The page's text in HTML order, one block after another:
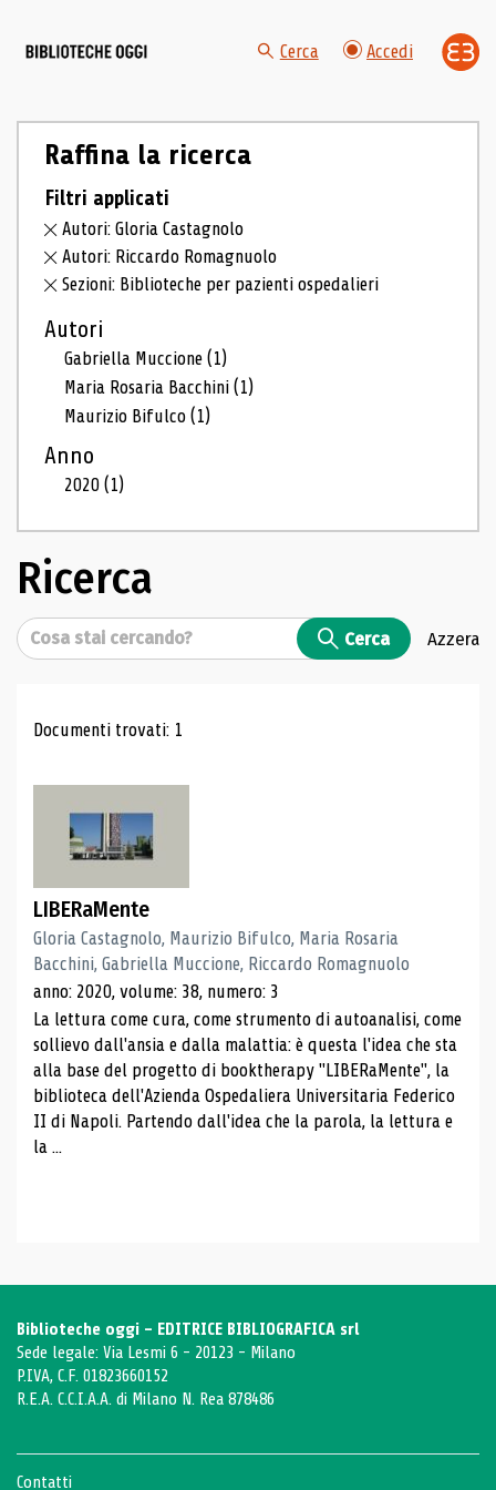
Cerca Accedi
Raffina la ricerca
Filtri applicati
Autori: Gloria Castagnolo
Autori: Riccardo Romagnuolo
Sezioni: Biblioteche per pazienti ospedalieri
Autori
Gabriella Muccione(1)
Maria Rosaria Bacchini(1)
Maurizio Bifulco(1)
Anno
2020(1)
Ricerca
Cerca Cerca Azzera
Risultati di ricerca
Documenti trovati: 1
LIBERaMente
Gloria Castagnolo, Maurizio Bifulco, Maria Rosaria
Bacchini, Gabriella Muccione, Riccardo Romagnuolo
anno: 2020, volume: 38, numero: 3
La lettura come cura, come strumento di autoanalisi, come
sollievo dall'ansia e dalla malattia: è questa l'idea che sta
alla base del progetto di booktherapy "LIBERaMente", la
biblioteca dell'Azienda Ospedaliera Universitaria Federico
II di Napoli. Partendo dall'idea che la parola, la lettura e
la ...
Biblioteche oggi - EDITRICE BIBLIOGRAFICA srl
Sede legale: Via Lesmi 6 - 20123 - Milano
P.IVA, C.F. 01823660152
R.E.A. C.C.I.A.A. di Milano N. Rea 878486
Contatti